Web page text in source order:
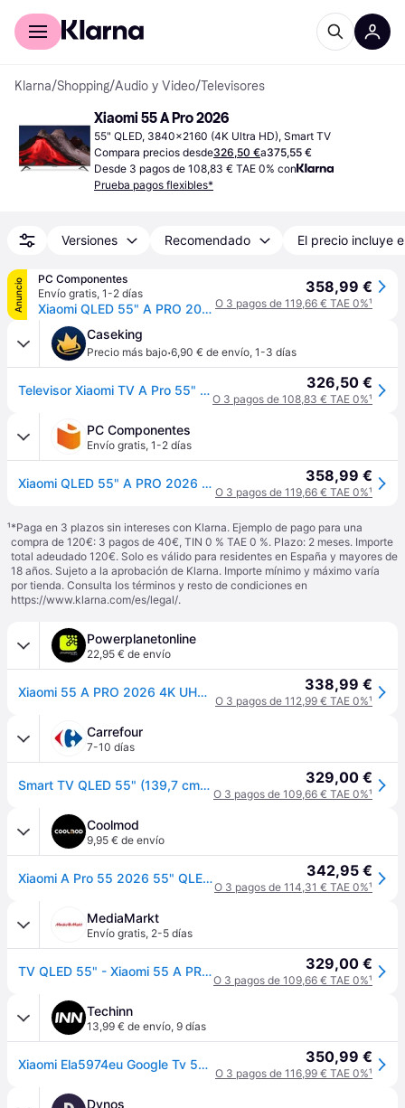
Comprar con Klarna
Klarna/Shopping/Audio y Video/Televisores
Xiaomi 55 A Pro 2026
55" QLED, 3840x2160 (4K Ultra HD), Smart TV
Compara precios desde326,50 €a375,55 €
Desde 3 pagos de 108,83 € TAE 0% con
Prueba pagos flexibles*
Versiones Recomendado El precio incluye
Anuncio
PC Componentes
Envío gratis, 1-2 días
Xiaomi QLED 55" A PRO 2026 UltraHD 4K Dolby Audio Google TV
358,99 €
O 3 pagos de 119,66 € TAE 0%¹
Caseking
Precio más bajo·6,90 € de envío, 1-3 días
Televisor Xiaomi TV A Pro 55" 2026 QLED UltraHD 4K Google TV HDR 326,50 €
O 3 pagos de 108,83 € TAE 0%¹
PC Componentes
Envío gratis, 1-2 días
Xiaomi QLED 55" A PRO 2026 UltraHD 4K Dolby Audio Google TV 358,99 €
O 3 pagos de 119,66 € TAE 0%¹
¹*Paga en 3 plazos sin intereses con Klarna. Ejemplo de pago para una
compra de 120€: 3 pagos de 40€, TIN 0 % TAE 0 %. Plazo: 2 meses. Importe
total adeudado 120€. Solo es válido para residentes en España y mayores de
18 años. Sujeto a la aprobación de Klarna. Importe mínimo y máximo varía
por tienda. Consulta los términos y resto de condiciones en
https://www.klarna.com/es/legal/.
Powerplanetonline
22,95 € de envío
Xiaomi 55 A PRO 2026 4K UHD QLED Google TV HDR 338,99 €
O 3 pagos de 112,99 € TAE 0%¹
Carrefour
7-10 días
Smart TV QLED 55" (139,7 cm) Xiaomi L55MB-APEU con IA, 4K UHD, 120Hz, Dolby Audio, DTS-X, DTS Virtual: X support 329,00 €
O 3 pagos de 109,66 € TAE 0%¹
Coolmod
9,95 € de envío
Xiaomi A Pro 55 2026 55" QLED 4K UHD 60Hz Google TV HDR 342,95 €
O 3 pagos de 114,31 € TAE 0%¹
MediaMarkt
Envío gratis, 2-5 días
TV QLED 55" - Xiaomi 55 A PRO, 4K, Quad cortex A55, Smart TV, Google Negro 329,00 €
O 3 pagos de 109,66 € TAE 0%¹
Techinn
13,99 € de envío, 9 días
Xiaomi Ela5974eu Google Tv 55´´ 4k Qled Tv Multicolor One Size / EU Plug 220V 350,99 €
O 3 pagos de 116,99 € TAE 0%¹
Dynos